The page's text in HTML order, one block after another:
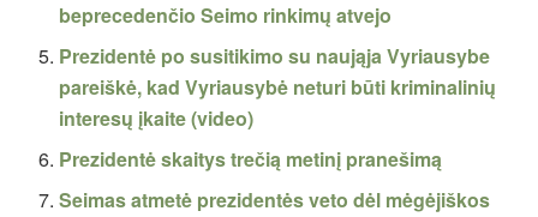
beprecedenčio Seimo rinkimų atvejo
Prezidentė po susitikimo su naująja Vyriausybe
pareiškė, kad Vyriausybė neturi būti kriminalinių
interesų įkaite (video)
Prezidentė skaitys trečią metinį pranešimą
Seimas atmetė prezidentės veto dėl mėgėjiškos